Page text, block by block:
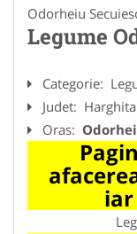
Odorheiu
Legume
Categorie:
Judet: Harghita
Oras: